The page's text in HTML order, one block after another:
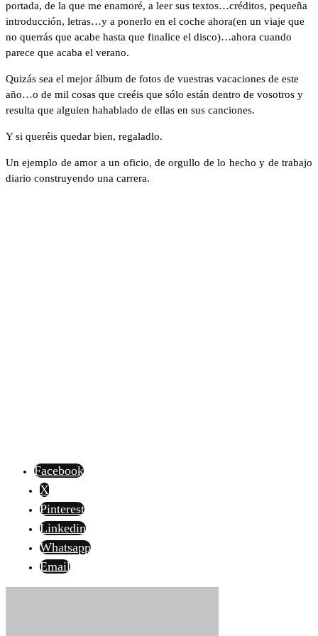
portada, de la que me enamoré, a leer sus textos…créditos, pequeña
introducción, letras…y a ponerlo en el coche ahora(en un viaje que
no querrás que acabe hasta que finalice el disco)…ahora cuando
parece que acaba el verano.
Quizás sea el mejor álbum de fotos de vuestras vacaciones de este
año…o de mil cosas que creéis que sólo están dentro de vosotros y
resulta que alguien hahablado de ellas en sus canciones.
Y si queréis quedar bien, regaladlo.
Un ejemplo de amor a un oficio, de orgullo de lo hecho y de trabajo
diario construyendo una carrera.
Facebook
X
Pinterest
Linkedin
Whatsapp
Email